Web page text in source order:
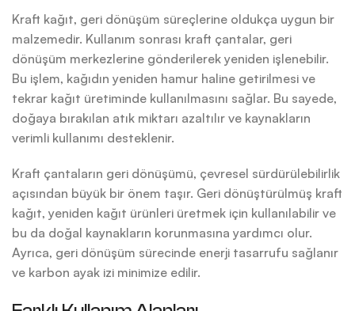
Kraft kağıt, geri dönüşüm süreçlerine oldukça uygun bir
malzemedir. Kullanım sonrası kraft çantalar, geri
dönüşüm merkezlerine gönderilerek yeniden işlenebilir.
Bu işlem, kağıdın yeniden hamur haline getirilmesi ve
tekrar kağıt üretiminde kullanılmasını sağlar. Bu sayede,
doğaya bırakılan atık miktarı azaltılır ve kaynakların
verimli kullanımı desteklenir.
Kraft çantaların geri dönüşümü, çevresel sürdürülebilirlik
açısından büyük bir önem taşır. Geri dönüştürülmüş kraft
kağıt, yeniden kağıt ürünleri üretmek için kullanılabilir ve
bu da doğal kaynakların korunmasına yardımcı olur.
Ayrıca, geri dönüşüm sürecinde enerji tasarrufu sağlanır
ve karbon ayak izi minimize edilir.